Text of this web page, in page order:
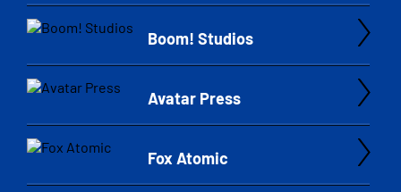
Boom! Studios
Avatar Press
Fox Atomic